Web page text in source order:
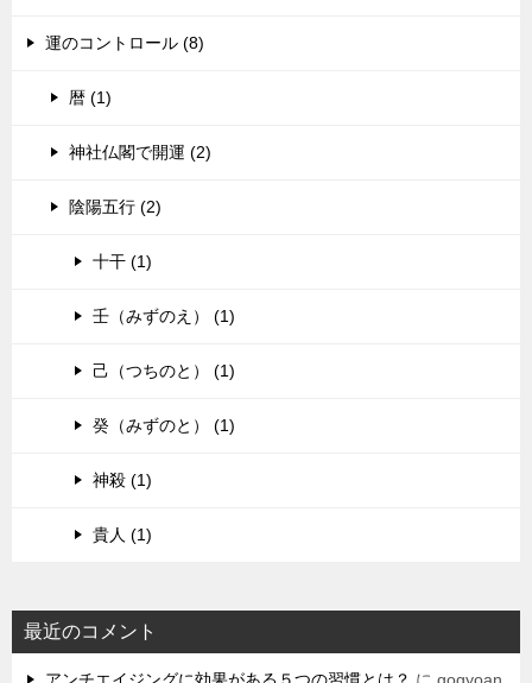
運のコントロール (8)
暦 (1)
神社仏閣で開運 (2)
陰陽五行 (2)
十干 (1)
壬（みずのえ） (1)
己（つちのと） (1)
癸（みずのと） (1)
神殺 (1)
貴人 (1)
最近のコメント